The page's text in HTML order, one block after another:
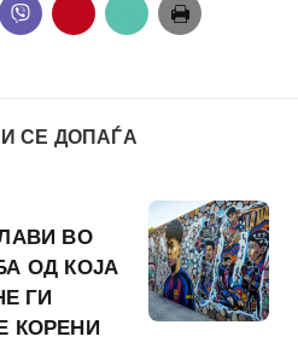
СЕ ДОПАЃА
ВО
ОД КОЈА
ГИ
КОРЕНИ